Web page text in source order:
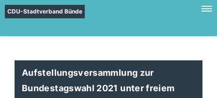
CDU-Stadtverband Bünde
Aufstellungsversammlung zur
Bundestagswahl 2021 unter freiem